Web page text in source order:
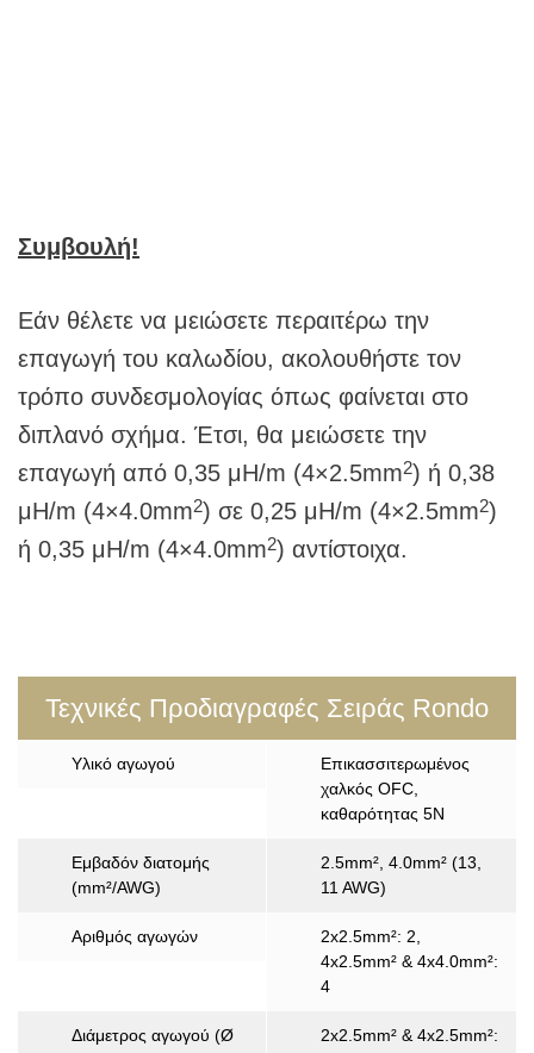
Συμβουλή!
Εάν θέλετε να μειώσετε περαιτέρω την
επαγωγή του καλωδίου, ακολουθήστε τον
τρόπο συνδεσμολογίας όπως φαίνεται στο
διπλανό σχήμα. Έτσι, θα μειώσετε την
επαγωγή από 0,35 μH/m (4×2.5mm2) ή 0,38
μH/m (4×4.0mm2) σε 0,25 μH/m (4×2.5mm2)
ή 0,35 μH/m (4×4.0mm2) αντίστοιχα.
Τεχνικές Προδιαγραφές Σειράς Rondo
Υλικό αγωγού
Επικασσιτερωμένος
χαλκός OFC,
καθαρότητας 5Ν
Εμβαδόν διατομής
(mm²/AWG)
2.5mm², 4.0mm² (13,
11 AWG)
Αριθμός αγωγών
2x2.5mm²: 2,
4x2.5mm² & 4x4.0mm²:
4
Διάμετρος αγωγού (Ø
2x2.5mm² & 4x2.5mm²: